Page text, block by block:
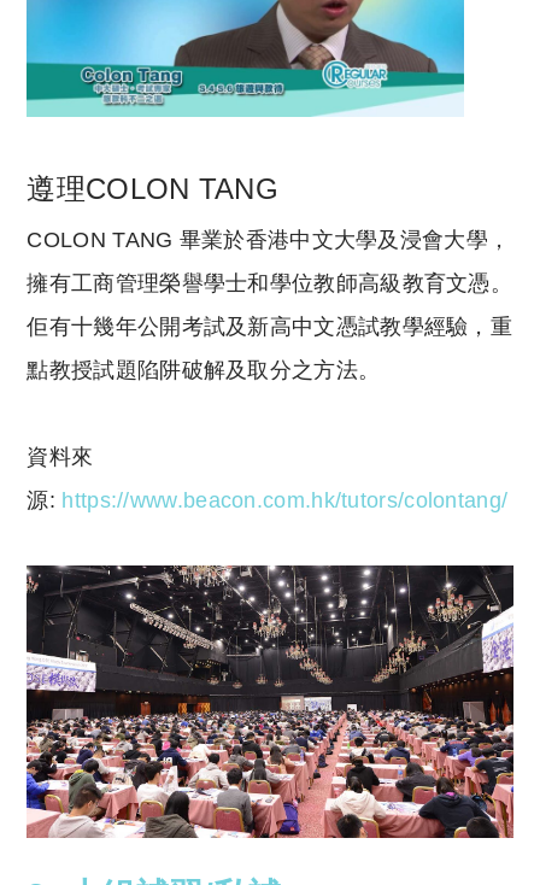
遵理COLON TANG
COLON TANG 畢業於香港中文大學及浸會大學 ，
擁有工商管理榮譽學士和學位教師高級教育文憑。
佢有十幾年公開考試及新高中文憑試教學經驗，重
點教授試題陷阱破解及取分之方法。
資料來
源: https://www.beacon.com.hk/tutors/colontang/